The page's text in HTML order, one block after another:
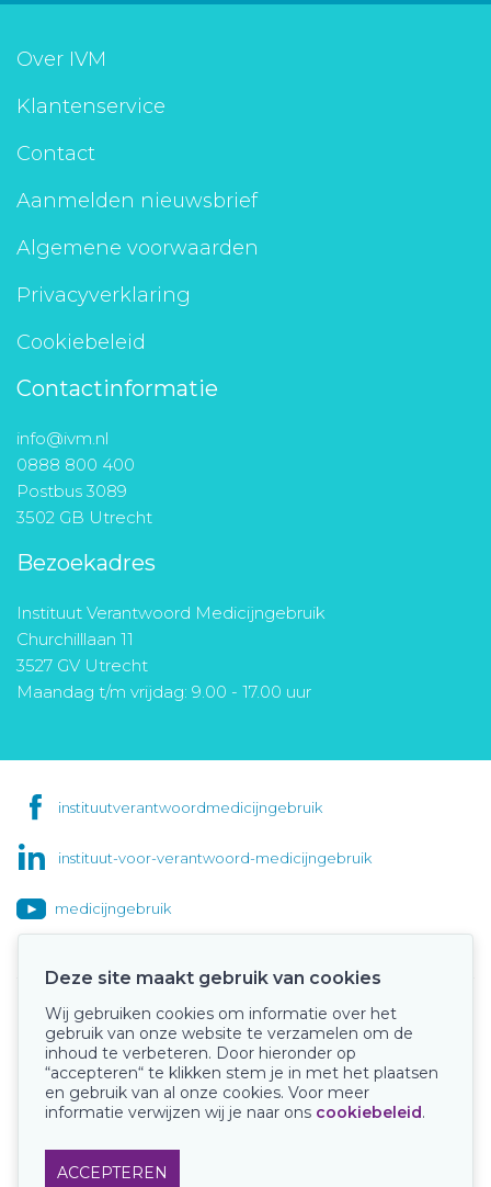
Over IVM
Klantenservice
Contact
Aanmelden nieuwsbrief
Algemene voorwaarden
Privacyverklaring
Cookiebeleid
Contactinformatie
info@ivm.nl
0888 800 400
Postbus 3089
3502 GB Utrecht
Bezoekadres
Instituut Verantwoord Medicijngebruik
Churchilllaan 11
3527 GV Utrecht
Maandag t/m vrijdag: 9.00 - 17.00 uur
instituutverantwoordmedicijngebruik
instituut-voor-verantwoord-medicijngebruik
medicijngebruik
Onze keurmerken
Deze site maakt gebruik van cookies
Wij gebruiken cookies om informatie over het
gebruik van onze website te verzamelen om de
inhoud te verbeteren. Door hieronder op
“accepteren“ te klikken stem je in met het plaatsen
en gebruik van al onze cookies. Voor meer
informatie verwijzen wij je naar ons cookiebeleid.
ACCEPTEREN